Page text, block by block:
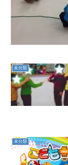
未分類
未分類